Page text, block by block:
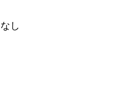
し